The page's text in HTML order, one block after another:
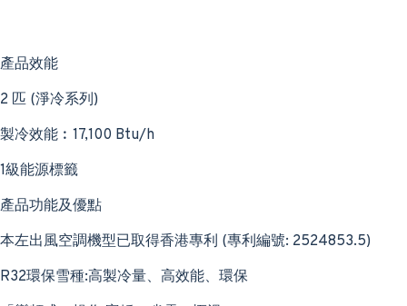
產品效能
2 匹 (淨冷系列)
製冷效能︰17,100 Btu/h
1級能源標籤
產品功能及優點
本左出風空調機型已取得香港專利 (專利編號: 2524853.5)
R32環保雪種:高製冷量、高效能、環保